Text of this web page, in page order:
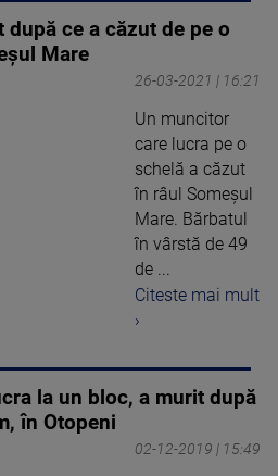
ce a căzut de pe o
Mare
26-03-2021 | 16:21
Un muncitor
care lucra pe o
schelă a căzut
în râul Someșul
Mare. Bărbatul
în vârstă de 49
de ...
Citeste mai mult
›
la un bloc, a murit după
în Otopeni
02-12-2019 | 15:49